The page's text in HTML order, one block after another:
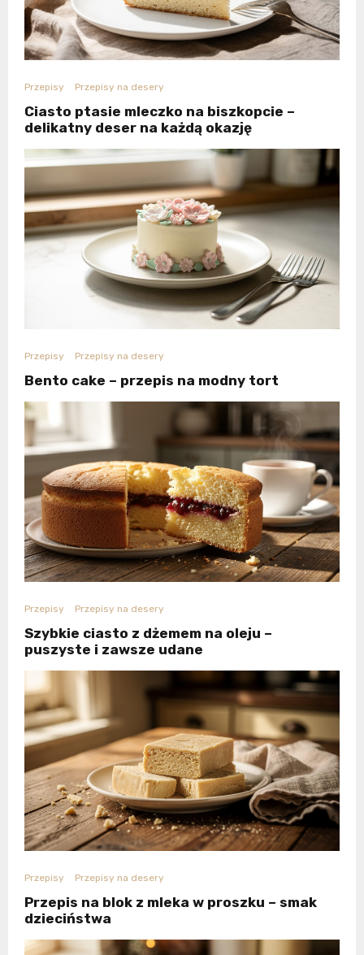
Przepisy Przepisy na desery
Ciasto ptasie mleczko na biszkopcie –
delikatny deser na każdą okazję
Przepisy Przepisy na desery
Bento cake – przepis na modny tort
Przepisy Przepisy na desery
Szybkie ciasto z dżemem na oleju –
puszyste i zawsze udane
Przepisy Przepisy na desery
Przepis na blok z mleka w proszku – smak
dzieciństwa